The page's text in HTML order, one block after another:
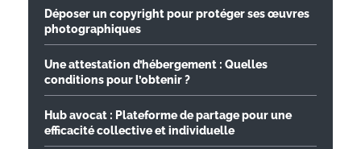
Déposer un copyright pour protéger ses œuvres
photographiques
Une attestation d’hébergement : Quelles
conditions pour l’obtenir ?
Hub avocat : Plateforme de partage pour une
efficacité collective et individuelle